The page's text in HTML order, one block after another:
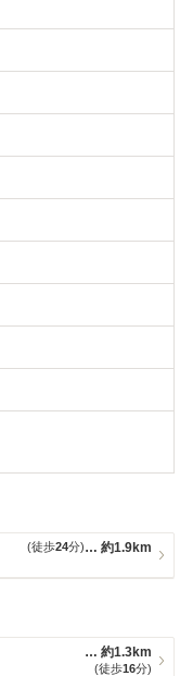
約1.9km
(徒歩24分)
約1.3km
(徒歩16分)